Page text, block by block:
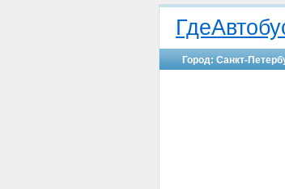
Город: Санкт-